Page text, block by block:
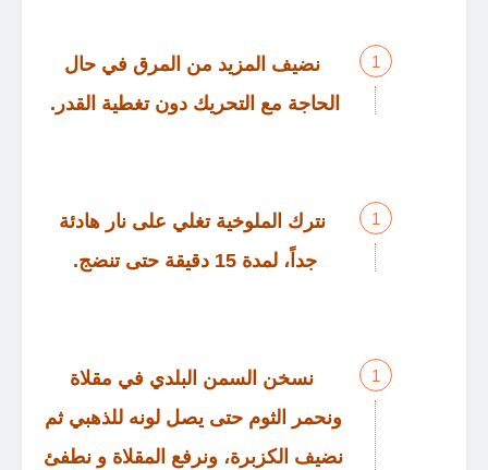
نضيف المزيد من المرق في حال
الحاجة مع التحريك دون تغطية القدر .
نترك الملوخية تغلي على نار هادئة
جداً، لمدة 15 دقيقة حتى تنضج.
نسخن السمن البلدي في مقلاة
ونحمر الثوم حتى يصل لونه للذهبي ثم
نضيف الكزبرة، ونرفع المقلاة و نطفئ